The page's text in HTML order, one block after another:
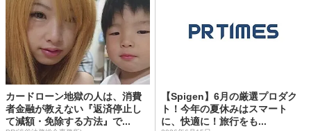
カードローン地獄の人は、消費
者金融が教えない『返済停止し
て減額・免除する方法』で...
【Spigen】6月の厳選プロダク
ト！今年の夏休みはスマート
に、快適に！旅行をも...